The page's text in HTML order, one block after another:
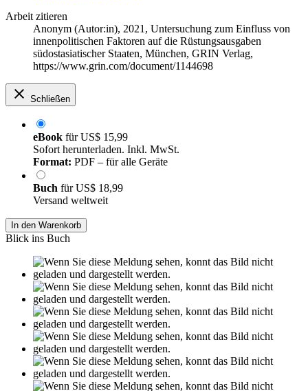
Arbeit zitieren
Anonym (Autor:in), 2021, Untersuchung zum Einfluss von
innenpolitischen Faktoren auf die Rüstungsausgaben
südostasiatischer Staaten, München, GRIN Verlag,
https://www.grin.com/document/1144698
Schließen
eBook fürUS$ 15,99
Sofort herunterladen. Inkl. MwSt.
Format: PDF – für alle Geräte
Buch fürUS$ 18,99
Versand weltweit
In den Warenkorb
Blick ins Buch
Leseprobe aus 13 Seiten
Grin.com